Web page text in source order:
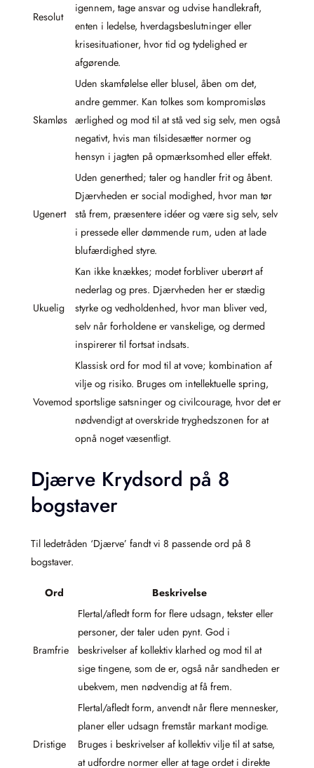
Resolut
igennem, tage ansvar og udvise handlekraft,
enten i ledelse, hverdagsbeslutninger eller
krisesituationer, hvor tid og tydelighed er
afgørende.
Skamløs
Uden skamfølelse eller blusel, åben om det,
andre gemmer. Kan tolkes som kompromisløs
ærlighed og mod til at stå ved sig selv, men også
negativt, hvis man tilsidesætter normer og
hensyn i jagten på opmærksomhed eller effekt.
Ugenert
Uden generthed; taler og handler frit og åbent.
Djærvheden er social modighed, hvor man tør
stå frem, præsentere idéer og være sig selv, selv
i pressede eller dømmende rum, uden at lade
blufærdighed styre.
Ukuelig
Kan ikke knækkes; modet forbliver uberørt af
nederlag og pres. Djærvheden her er stædig
styrke og vedholdenhed, hvor man bliver ved,
selv når forholdene er vanskelige, og dermed
inspirerer til fortsat indsats.
Vovemod
Klassisk ord for mod til at vove; kombination af
vilje og risiko. Bruges om intellektuelle spring,
sportslige satsninger og civilcourage, hvor det er
nødvendigt at overskride tryghedszonen for at
opnå noget væsentligt.
Djærve Krydsord på 8
bogstaver
Til ledetråden ‘Djærve’ fandt vi 8 passende ord på 8
bogstaver.
Ord Beskrivelse
Bramfrie
Flertal/afledt form for flere udsagn, tekster eller
personer, der taler uden pynt. God i
beskrivelser af kollektiv klarhed og mod til at
sige tingene, som de er, også når sandheden er
ubekvem, men nødvendig at få frem.
Dristige
Flertal/afledt form, anvendt når flere mennesker,
planer eller udsagn fremstår markant modige.
Bruges i beskrivelser af kollektiv vilje til at satse,
at udfordre normer eller at tage ordet i direkte